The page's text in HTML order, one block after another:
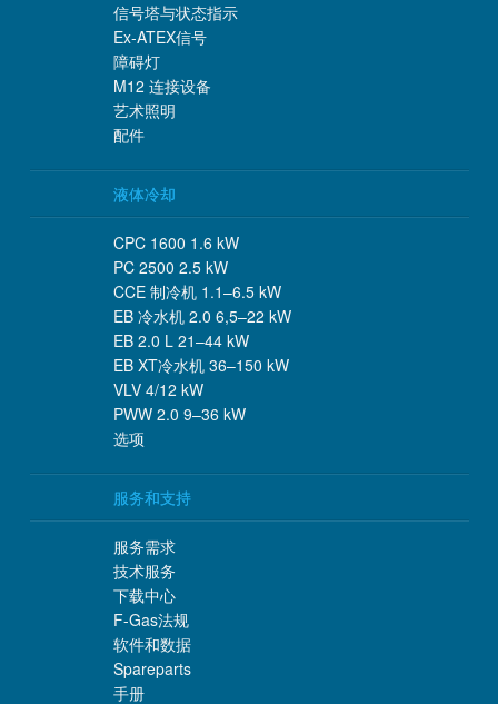
信号塔与状态指示
Ex-ATEX信号
障碍灯
M12 连接设备
艺术照明
配件
液体冷却
CPC 1600 1.6 kW
PC 2500 2.5 kW
CCE 制冷机 1.1–6.5 kW
EB 冷水机 2.0 6,5–22 kW
EB 2.0 L 21–44 kW
EB XT冷水机 36–150 kW
VLV 4/12 kW
PWW 2.0 9–36 kW
选项
服务和支持
服务需求
技术服务
下载中心
F-Gas法规
软件和数据
Spareparts
手册